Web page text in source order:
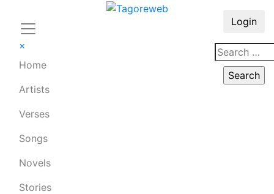
×
Home
Artists
Verses
Songs
Novels
Stories
Login